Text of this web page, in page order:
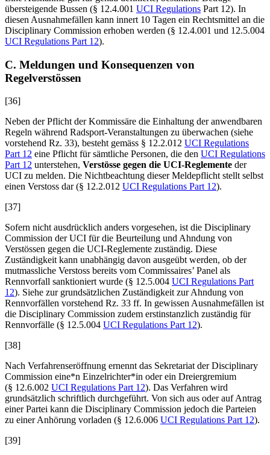
übersteigende Bussen (§ 12.4.001 UCI Regulations Part 12). In
diesen Ausnahmefällen kann innert 10 Tagen ein Rechtsmittel an die
Disciplinary Commission erhoben werden (§ 12.4.001 und 12.5.004
UCI Regulations Part 12).
C. Meldungen und Konsequenzen von
Regelverstössen
[36]
Neben der Pflicht der Kommissäre die Einhaltung der anwendbaren
Regeln während Radsport-Veranstaltungen zu überwachen (siehe
vorstehend Rz. 33), besteht gemäss § 12.2.012 UCI Regulations
Part 12 eine Pflicht für sämtliche Personen, die den UCI Regulations
Part 12 unterstehen, Verstösse gegen die UCI-Reglemente der
UCI zu melden. Die Nichtbeachtung dieser Meldepflicht stellt selbst
einen Verstoss dar (§ 12.2.012 UCI Regulations Part 12).
[37]
Sofern nicht ausdrücklich anders vorgesehen, ist die Disciplinary
Commission der UCI für die Beurteilung und Ahndung von
Verstössen gegen die UCI-Reglemente zuständig. Diese
Zuständigkeit kann unabhängig davon ausgeübt werden, ob der
mutmassliche Verstoss bereits vom Commissaires’ Panel als
Rennvorfall sanktioniert wurde (§ 12.5.004 UCI Regulations Part
12). Siehe zur grundsätzlichen Zuständigkeit zur Ahndung von
Rennvorfällen vorstehend Rz. 33 ff. In gewissen Ausnahmefällen ist
die Disciplinary Commission zudem erstinstanzlich zuständig für
Rennvorfälle (§ 12.5.004 UCI Regulations Part 12).
[38]
Nach Verfahrenseröffnung ernennt das Sekretariat der Disciplinary
Commission eine*n Einzelrichter*in oder ein Dreiergremium
(§ 12.6.002 UCI Regulations Part 12). Das Verfahren wird
grundsätzlich schriftlich durchgeführt. Von sich aus oder auf Antrag
einer Partei kann die Disciplinary Commission jedoch die Parteien
zu einer Anhörung vorladen (§ 12.6.006 UCI Regulations Part 12).
[39]